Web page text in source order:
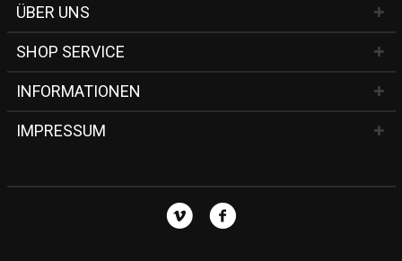
ÜBER UNS
SHOP SERVICE
INFORMATIONEN
IMPRESSUM